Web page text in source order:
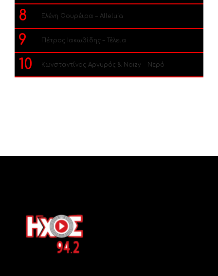
8 Ελένη Φουρέιρα – Alleluia
9 Πέτρος Ιακωβίδης – Τέλεια
10 Κωνσταντίνος Αργυρός & Noizy – Νερό